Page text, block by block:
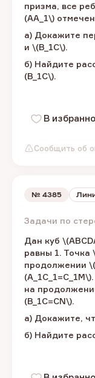
Сообщить об
призма, все
(AA_1\)
а) Докажите
и ​\(B_1C\).​
б) Найдите
(B_1C\).​
В
№ 4385
Задачи по
Дан куб​
равны 1. Точка
продолжении
на
(B_1C=CN\).​
а) Докажите,
б) Найдите